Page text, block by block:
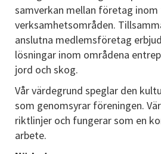
samverkan mellan företag
verksamhetsområden.
anslutna medlemsföretag
lösningar inom områdena
jord och skog.
Vår värdegrund speglar den
som genomsyrar föreningen.
riktlinjer och fungerar som en
arbete.